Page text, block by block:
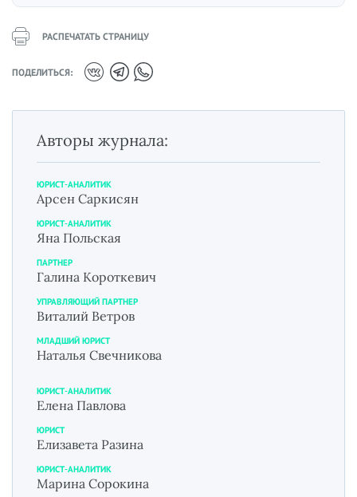
РАСПЕЧАТАТЬ СТРАНИЦУ
ПОДЕЛИТЬСЯ:
Авторы журнала:
ЮРИСТ-АНАЛИТИК
Арсен Саркисян
ЮРИСТ-АНАЛИТИК
Яна Польская
ПАРТНЕР
Галина Короткевич
УПРАВЛЯЮЩИЙ ПАРТНЕР
Виталий Ветров
МЛАДШИЙ ЮРИСТ
Наталья Свечникова
ЮРИСТ-АНАЛИТИК
Елена Павлова
ЮРИСТ
Елизавета Разина
ЮРИСТ-АНАЛИТИК
Марина Сорокина